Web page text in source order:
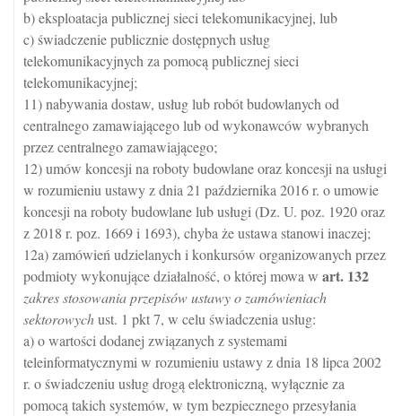
b) eksploatacja publicznej sieci telekomunikacyjnej, lub
c) świadczenie publicznie dostępnych usług
telekomunikacyjnych za pomocą publicznej sieci
telekomunikacyjnej;
11) nabywania dostaw, usług lub robót budowlanych od
centralnego zamawiającego lub od wykonawców wybranych
przez centralnego zamawiającego;
12) umów koncesji na roboty budowlane oraz koncesji na usługi
w rozumieniu ustawy z dnia 21 października 2016 r. o umowie
koncesji na roboty budowlane lub usługi (Dz. U. poz. 1920 oraz
z 2018 r. poz. 1669 i 1693), chyba że ustawa stanowi inaczej;
12a) zamówień udzielanych i konkursów organizowanych przez
podmioty wykonujące działalność, o której mowa w art. 132
zakres stosowania przepisów ustawy o zamówieniach
sektorowychust. 1 pkt 7, w celu świadczenia usług:
a) o wartości dodanej związanych z systemami
teleinformatycznymi w rozumieniu ustawy z dnia 18 lipca 2002
r. o świadczeniu usług drogą elektroniczną, wyłącznie za
pomocą takich systemów, w tym bezpiecznego przesyłania